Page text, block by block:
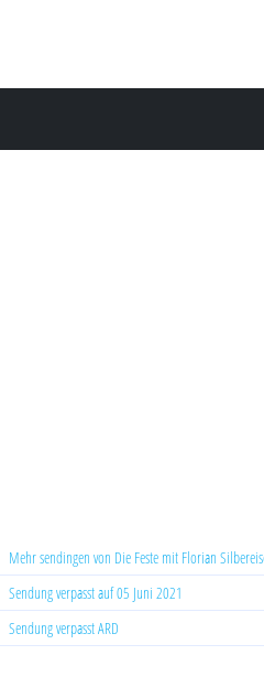
Mehr sendingen von Die Feste mit Florian
Sendung verpasst auf 05 Juni 2021
Sendung verpasst ARD